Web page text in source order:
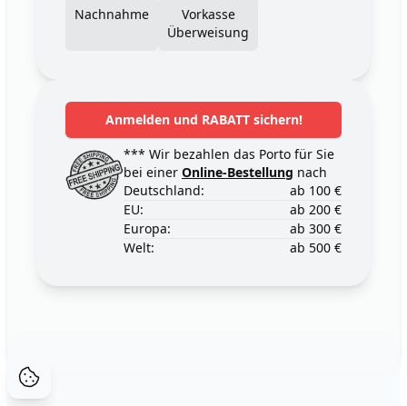
Nachnahme
Vorkasse
Überweisung
Anmelden und RABATT sichern!
*** Wir bezahlen das Porto für Sie
bei einer Online-Bestellung nach
Deutschland:
ab 100 €
EU:
ab 200 €
Europa:
ab 300 €
Welt:
ab 500 €